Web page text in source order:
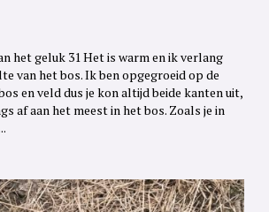
het geluk 31 Het is warm en ik verlang
van het bos. Ik ben opgegroeid op de
en veld dus je kon altijd beide kanten uit,
af aan het meest in het bos. Zoals je in